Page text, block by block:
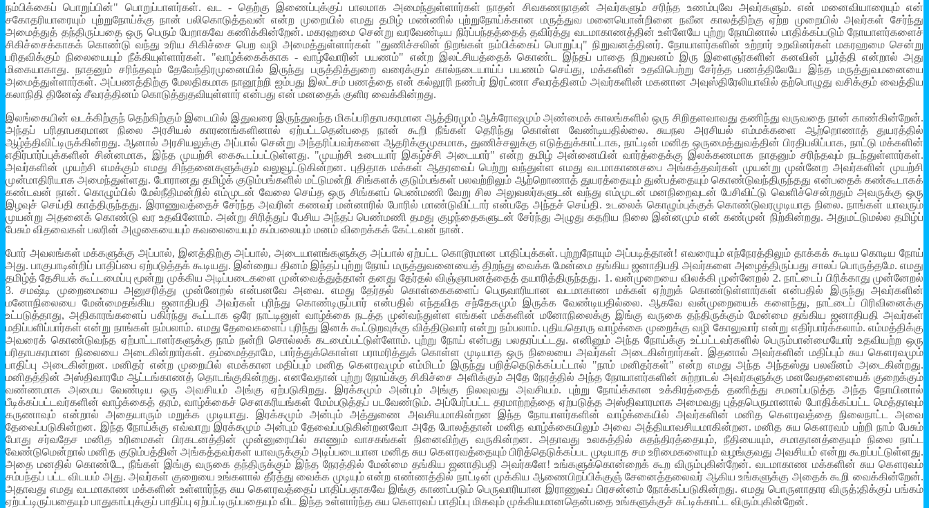
நம்பிக்கைப் பொறுப்பின்" பொறுப்பாளர்கள். வட - தெற்கு இணைப்புக்குப் பாலமாக அமைந்துள்ளார்கள் நாதன் சிவகணநாதன் அவர்களும் சரிந்த உணம்புவே அவர்களும். என் மனைவியாரையும் என்
சகோதரியாரையும் புற்றுநோய்க்கு நான் பலிகொடுத்தவன் என்ற முறையில் எமது தமிழ் மண்ணில் புற்றுநோய்க்கான மருத்துவ மனையொன்றினை நவீன காலத்திற்கு ஏற்ற முறையில் அவர்கள் சேர்ந்து
அமைத்துத் தந்திருப்பதை ஒரு பெரும் பேறாகவே கணிக்கின்றேன். மகரஹமை சென்று வரவேண்டிய நிர்ப்பந்தத்தைத் தவிர்த்து வடமாகாணத்தின் உள்ளேயே புற்று நோயினால் பாதிக்கப்படும் நோயாளர்களைச்
சிகிச்சைக்காகக் கொண்டு வந்து உரிய சிகிச்சை பெற வழி அமைத்துள்ளார்கள் "துணிச்சலின் நிறங்கள் நம்பிக்கைப் பொறுப்பு" நிறுவனத்தினர். நோயாளர்களின் உற்றார் உறவினர்கள் மகரஹமை சென்று
பரிதவிக்கும் நிலையையும் நீக்கியுள்ளார்கள். "வாழ்க்கைக்காக - வாழ்வோரின் பயணம்" என்ற இலட்சியத்தைக் கொண்ட இந்தப் பாதை நிறுவனம் இரு இளைஞர்களின் கனவின் பூர்த்தி என்றால் அது
மிகையாகாது. நாதனும் சரிந்தவும் தேவேந்திரமுனையில் இருந்து பருத்தித்துறை வரைக்கும் கால்நடையாய்ப் பயணம் செய்து, மக்களின் உதவிபெற்று சேர்த்த பணத்திலேயே இந்த மருத்துவமனையை
அமைத்துள்ளார்கள். அப்பணத்திற்கு மேலதிகமாக நானூற்றி ஐம்பது இலட்சம் பணத்தை என் கல்லூரி நண்பர் இரட்ணா சீவரத்தினம் அவர்களின் மகனான அவுஸ்திரேலியாவில் தற்பொழுது வசிக்கும் வைத்திய
கலாநிதி தினேஷ் சீவரத்தினம் கொடுத்துதவியுள்ளார் என்பது என் மனதைக் குளிர வைக்கின்றது.
இலங்கையின் வடக்கிற்குந் தெற்கிற்கும் இடையில் இதுவரை இருந்துவந்த மிகப்பரிதாபகரமான ஆத்திரமும் ஆக்ரோஷமும் அண்மைக் காலங்களில் ஒரு சிறிதளவாவது தணிந்து வருவதை நான் காண்கின்றேன்.
அந்தப் பரிதாபகரமான நிலை அரசியல் காரணங்களினால் ஏற்பட்டதென்பதை நான் கூறி நீங்கள் தெரிந்து கொள்ள வேண்டியதில்லை. சுயநல அரசியல் எம்மக்களை ஆற்றொணாத் துயரத்தில்
ஆழ்த்திவிட்டிருக்கின்றது. ஆனால் அரசியலுக்கு அப்பால் சென்று அந்தரிப்பவர்களை ஆதரிக்குமுகமாக, துணிச்சலுக்கு எடுத்துக்காட்டாக, நாட்டின் மனித ஒருமைத்துவத்தின் பிரதிபலிப்பாக, நாட்டு மக்களின்
எதிர்பார்ப்புக்களின் சின்னமாக, இந்த முயற்சி கைகூடப்பட்டுள்ளது. "முயற்சி உடையார் இகழ்ச்சி அடையார்" என்ற தமிழ் அன்னையின் வார்த்தைக்கு இலக்கணமாக நாதனும் சரிந்தவும் நடந்துள்ளார்கள்.
அவர்களின் முயற்சி எமக்கும் எமது சிந்தனைகளுக்கும் வலுவூட்டுகின்றன. புதிதாக மக்கள் ஆதரவைப் பெற்று வந்துள்ள எமது வடமாகாணசபை அங்கத்தவர்கள் முயன்று முன்னேற அவர்களின் முயற்சி
முன்மாதிரியாக அமைந்துள்ளது. போரானது தமிழ்க் குடும்பங்களில் மட்டுமன்றி சிங்களக் குடும்பங்கள் பலவற்றிலும் ஆற்றொணாத் துயரத்தையும் துன்பத்தையும் கொண்டுவந்திருந்தது என்பதைக் கண்கூடாகக்
கண்டவன் நான். கொழும்பில் மேல்நீதிமன்றில் எம்முடன் வேலை செய்த ஒரு சிங்களப் பெண்மணி வேறு சில அலுவலர்களுடன் வந்து எம்முடன் மனநிறைவுடன் பேசிவிட்டு வெளிச்சென்றதும் அவருக்கு ஒரு
இழவுச் செய்தி காத்திருந்தது. இராணுவத்தைச் சேர்ந்த அவரின் கணவர் மன்னாரில் போரில் மாண்டுவிட்டார் என்பதே அந்தச் செய்தி. உடலைக் கொழும்புக்குக் கொண்டுவரமுடியாத நிலை. நாங்கள் யாவரும்
முயன்று அதனைக் கொண்டு வர உதவினோம். அன்று சிரித்துப் பேசிய அந்தப் பெண்மணி தமது குழந்தைகளுடன் சேர்ந்து அழுது கதறிய நிலை இன்னமும் என் கண்முன் நிற்கின்றது. அதுமட்டுமல்ல தமிழ்ப்
பேசும் விதவைகள் பலரின் அழுகையையும் கவலையையும் கம்பலையும் மனம் விறைக்கக் கேட்டவன் நான்.
போர் அவலங்கள் மக்களுக்கு அப்பால், இனத்திற்கு அப்பால், அடையாளங்களுக்கு அப்பால் ஏற்பட்ட கொடூரமான பாதிப்புக்கள். புற்றுநோயும் அப்படித்தான்! எவரையும் எந்நேரத்திலும் தாக்கக் கூடிய கொடிய நோய்
அது. பாகுபாடின்றிப் பாதிப்பை ஏற்படுத்தக் கூடியது. இன்றைய தினம் இந்தப் புற்று நோய் மருத்துவனையைத் திறந்து வைக்க மேன்மை தங்கிய ஜனாதிபதி அவர்களை அழைத்திருப்பது சாலப் பொருத்தமே. எமது
தமிழ்த் தேசியக் கூட்டமைப்பு மூன்று முக்கிய அடிப்படைகளை முன்வைத்துத்தான் தனது தேர்தல் விஞ்ஞாபனத்தைத் தயாரித்திருந்தது. 1. வன்முறையை விலக்கி முன்னேறல் 2. நாட்டைப் பிரிக்காது முன்னேறல்
3. சமஷ்டி முறைமையை அனுசரித்து முன்னேறல் என்பனவே அவை. எமது தேர்தல் கொள்கைகளைப் பெருவாரியான வடமாகாண மக்கள் ஏற்றுக் கொண்டுள்ளார்கள் என்பதில் இருந்து அவர்களின்
மனோநிலையை மேன்மைதங்கிய ஜனாதிபதி அவர்கள் புரிந்து கொண்டிருப்பார் என்பதில் எந்தவித சந்தேகமும் இருக்க வேண்டியதில்லை. ஆகவே வன்முறையைக் களைந்து, நாட்டைப் பிரிவினைக்கு
உட்படுத்தாது, அதிகாரங்களைப் பகிர்ந்து கூட்டாக ஒரே நாட்டினுள் வாழ்க்கை நடத்த முன்வந்துள்ள எங்கள் மக்களின் மனோநிலைக்கு இங்கு வருகை தந்திருக்கும் மேன்மை தங்கிய ஜனாதிபதி அவர்கள்
மதிப்பளிப்பார்கள் என்று நாங்கள் நம்பலாம். எமது தேவைகளைப் புரிந்து இனக் கூட்டுறவுக்கு வித்திடுவார் என்று நம்பலாம். புதியதொரு வாழ்க்கை முறைக்கு வழி கோலுவார் என்று எதிர்பார்க்கலாம். எம்மத்திக்கு
அவரைக் கொண்டுவந்த ஏற்பாட்டாளர்களுக்கு நாம் நன்றி சொல்லக் கடமைப்பட்டுள்ளோம். புற்று நோய் என்பது பலதரப்பட்டது. எனினும் அந்த நோய்க்கு உட்பட்டவர்களில் பெரும்பான்மையோர் உதவியற்ற ஒரு
பரிதாபகரமான நிலையை அடைகின்றார்கள். தம்மைத்தாமே, பார்த்துக்கொள்ள பராமரித்துக் கொள்ள முடியாத ஒரு நிலையை அவர்கள் அடைகின்றார்கள். இதனால் அவர்களின் மதிப்பும் சுய கௌரவமும்
பாதிப்பு அடைகின்றன. மனிதர் என்ற முறையில் எமக்கான மதிப்பும் மனித கௌரவமும் எம்மிடம் இருந்து பறித்தெடுக்கப்பட்டால் "நாம் மனிதர்கள்" என்ற எமது அந்த அந்தஸ்து பலவீனம் அடைகின்றது.
மனிதத்தின் அஸ்திவாரமே ஆட்டங்காணத் தொடங்குகின்றது. எனவேதான் புற்று நோய்க்கு சிகிச்சை அளிக்கும் அதே நேரத்தில் அந்த நோயாளர்களின் சுற்றாடல் அவர்களுக்கு மனவேதனையைக் குறைக்கும்
வண்ணமாக அமைய வேண்டிய ஒரு அவசியம் அங்கு ஏற்படுகிறது. இரக்கமும் அன்பும் அங்கு நிலவுவது அவசியம். புற்று நோய்க்கான உக்கிரத்தைத் தணித்து சமனப்படுத்த அந்த நோயினால்
பீடிக்கப்பட்டவர்களின் வாழ்க்கைத் தரம், வாழ்க்கைச் சௌகரியங்கள் மேம்படுத்தப் படவேண்டும். அப்பேர்ப்பட்ட தரமாற்றத்தை ஏற்படுத்த அஸ்திவாரமாக அமைவது புத்தபெருமானால் போதிக்கப்பட்ட மெத்தாவும்
கருணாவும் என்றால் அதையாரும் மறுக்க முடியாது. இரக்கமும் அன்பும் அத்துணை அவசியமாகின்றன இந்த நோயாளர்களின் வாழ்க்கையில் அவர்களின் மனித கௌரவத்தை நிலைநாட்ட அவை
தேவைப்படுகின்றன. இந்த நோய்க்கு எவ்வாறு இரக்கமும் அன்பும் தேவைப்படுகின்றனவோ அதே போலத்தான் மனித வாழ்க்கையிலும் அவை அத்தியாவசியமாகின்றன. மனித சுய கௌரவம் பற்றி நாம் பேசும்
போது சர்வதேச மனித உரிமைகள் பிரகடனத்தின் முன்னுரையில் காணும் வாசகங்கள் நினைவிற்கு வருகின்றன. அதாவது உலகத்தில் சுதந்திரத்தையும், நீதியையும், சமாதானத்தையும் நிலை நாட்ட
வேண்டுமென்றால் மனித குடும்பத்தின் அங்கத்தவர்கள் யாவருக்கும் அடிப்படையான மனித சுய கௌரவத்தையும் பிரித்தெடுக்கப்பட முடியாத சம உரிமைகளையும் வழங்குவது அவசியம் என்று கூறப்பட்டுள்ளது.
அதை மனதில் கொண்டே, நீங்கள் இங்கு வருகை தந்திருக்கும் இந்த நேரத்தில் மேன்மை தங்கிய ஜனாதிபதி அவர்களே! உங்களுக்கொன்றைக் கூற விரும்புகின்றேன். வடமாகாண மக்களின் சுய கௌரவம்
சம்பந்தப் பட்ட விடயம் அது. அவர்கள் குறையை உங்களால் தீர்த்து வைக்க முடியும் என்ற எண்ணத்தில் நாட்டின் முக்கிய ஆணைபிறப்பிக்குஞ் சேனைத்தலைவர் ஆகிய உங்களுக்கு அதைக் கூறி வைக்கின்றேன்.
அதாவது எமது வடமாகாண மக்களின் உள்ளார்ந்த சுய கௌரவத்தைப் பாதிப்பதாகவே இங்கு காணப்படும் பெருவாரியான இராணுவப் பிரசன்னம் நோக்கப்படுகின்றது. எமது பொருளாதார விருத்;திக்குப் பங்கம்
ஏற்பட்டிருப்பதையும் பாதுகாப்புக்குப் பாதிப்பு ஏற்பட்டிருப்பதையும் விட இந்த உள்ளார்ந்த சுய கௌரவப் பாதிப்பு மிகவும் முக்கியமானதென்பதை உங்களுக்குச் சுட்டிக்காட்ட விரும்புகின்றேன்.